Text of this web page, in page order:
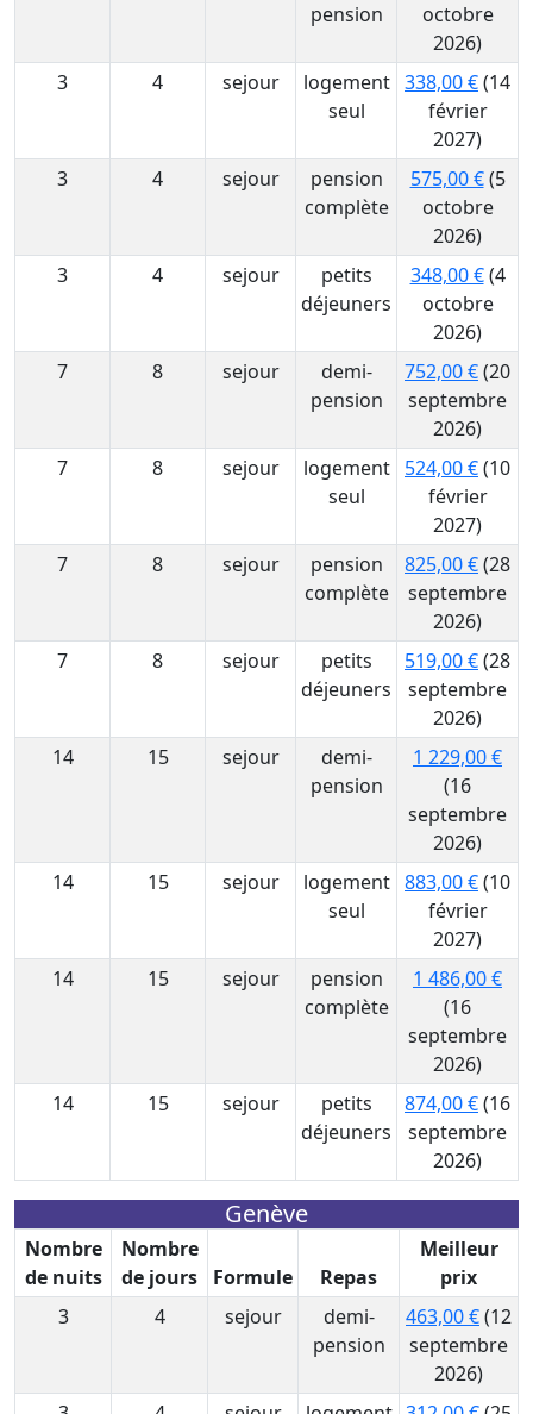
pension
octobre
2026)
3
4 sejour
logement
seul
338,00 €(14
février
2027)
3
4 sejour
pension
complète
575,00 €(5
octobre
2026)
3
4 sejour
petits
déjeuners
348,00 €(4
octobre
2026)
7
8 sejour
demi-
pension
752,00 €(20
septembre
2026)
7
8 sejour
logement
seul
524,00 €(10
février
2027)
7
8 sejour
pension
complète
825,00 €(28
septembre
2026)
7
8 sejour
petits
déjeuners
519,00 €(28
septembre
2026)
14
15 sejour
demi-
pension
1 229,00 €
(16
septembre
2026)
14
15 sejour
logement
seul
883,00 €(10
février
2027)
14
15 sejour
pension
complète
1 486,00 €
(16
septembre
2026)
14
15 sejour
petits
déjeuners
874,00 €(16
septembre
2026)
Genève
Nombre
de nuits
Nombre
de jours
Formule Repas
Meilleur
prix
3
4 sejour
demi-
pension
463,00 €(12
septembre
2026)